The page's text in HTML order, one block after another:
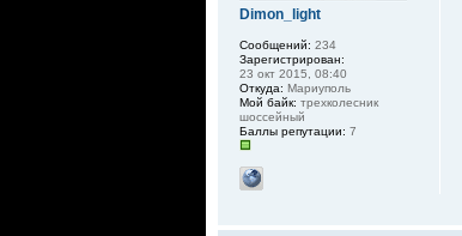
Dimon_light
Сообщений: 234
Зарегистрирован:
23 окт 2015, 08:40
Откуда: Мариуполь
Мой байк: трехколесник
шоссейный
Баллы репутации: 7